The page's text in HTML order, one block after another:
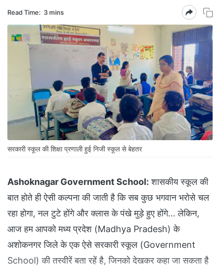
Read Time: 3 mins
सरकारी स्कूल की शिक्षा प्रणाली हुई निजी स्कूल से बेहतर
Ashoknagar Government School: शासकीय स्कूल की
बात होते ही ऐसी कल्पना की जाती है कि सब कुछ भगवान भरोसे चल
रहा होगा, नल टुटे होंगे और क्लास के पंखे मुड़े हुए होंगे... लेकिन,
आज हम आपको मध्य प्रदेश (Madhya Pradesh) के
अशोकनगर जिले के एक ऐसे सरकारी स्कूल (Government
School) की तस्वीरें बता रहें है, जिनको देखकर कहा जा सकता है